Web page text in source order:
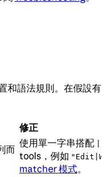
和語法規則。在假設有
修正
而
使用單一字串搭配
tools，例如
matcher 模式。